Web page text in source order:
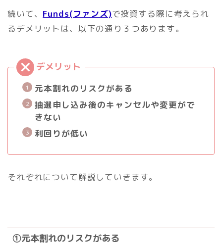
続いて、 Funds(ファンズ)で投資する際に考えられ
るデメリットは、以下の通り３つあります。
元本割れのリスクがある
抽選申し込み後のキャンセルや変更がで
きない
利回りが低い
それぞれについて解説していきます。
①元本割れのリスクがある